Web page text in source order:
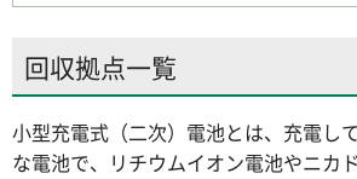
回収拠点一覧
小型充電式（二次）電池とは、充電し
な電池で、リチウムイオン電池やニカ